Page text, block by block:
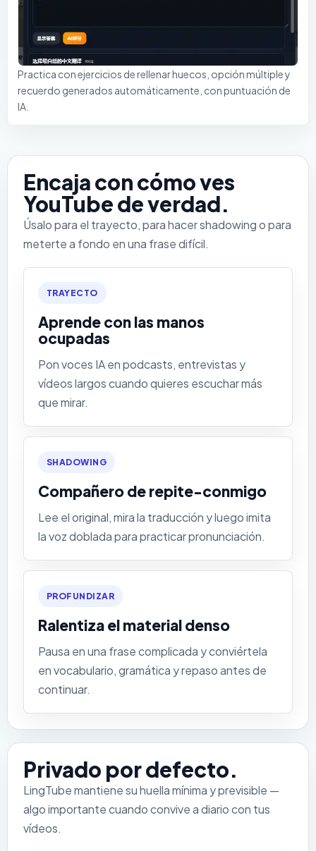
Practica con ejercicios de rellenar huecos, opción múltiple y
recuerdo generados automáticamente, con puntuación de
IA.
Encaja con cómo ves
YouTube de verdad.
Úsalo para el trayecto, para hacer shadowing o para
meterte a fondo en una frase difícil.
TRAYECTO
Aprende con las manos
ocupadas
Pon voces IA en podcasts, entrevistas y
vídeos largos cuando quieres escuchar más
que mirar.
SHADOWING
Compañero de repite-conmigo
Lee el original, mira la traducción y luego imita
la voz doblada para practicar pronunciación.
PROFUNDIZAR
Ralentiza el material denso
Pausa en una frase complicada y conviértela
en vocabulario, gramática y repaso antes de
continuar.
Privado por defecto.
LingTube mantiene su huella mínima y previsible —
algo importante cuando convive a diario con tus
vídeos.